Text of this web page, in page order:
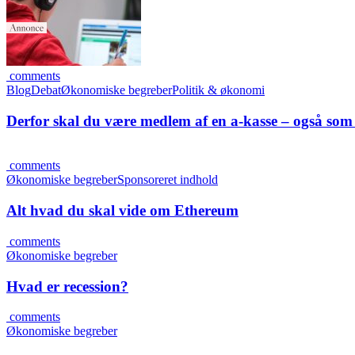
comments
BlogDebatØkonomiske begreberPolitik & økonomi
Derfor skal du være medlem af en a-kasse – også
comments
Økonomiske begreberSponsoreret indhold
Alt hvad du skal vide om Ethereum
comments
Økonomiske begreber
Hvad er recession?
comments
Økonomiske begreber